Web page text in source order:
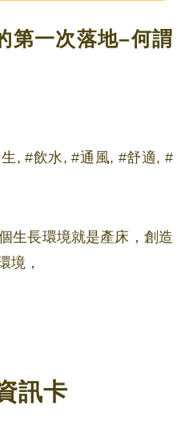
第一次落地–何謂
, #飲水, #通風, #舒適, #
生長環境就是產床，創造
境，
訊卡